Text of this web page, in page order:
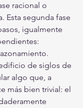
racional o
Esta segunda fase
igualmente
de siglos de
algo que, a
más bien trivial: el